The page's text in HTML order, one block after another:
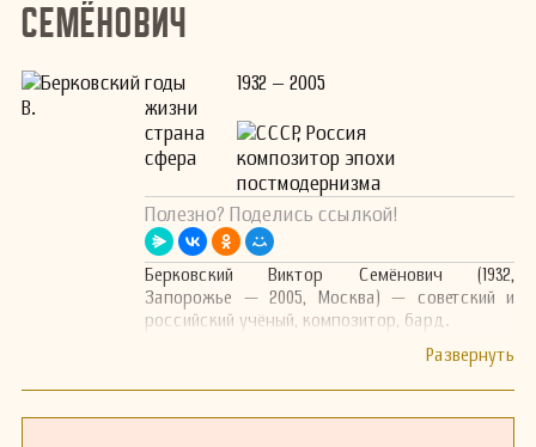
Семёнович
годы
жизни
1932 – 2005
страна
СССР, Россия
сфера
композитор эпохи
постмодернизма
Полезно? Поделись ссылкой!
Берковский Виктор Семёнович (1932,
Запорожье — 2005, Москва) — советский и
российский учёный, композитор, бард.